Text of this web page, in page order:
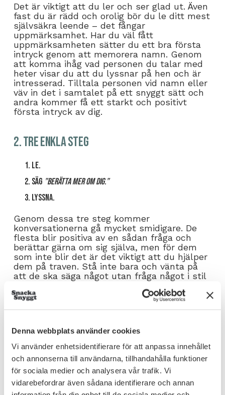
Denna webbplats använder cookies
Vi använder enhetsidentifierare för att anpassa innehållet
och annonserna till användarna, tillhandahålla funktioner
för sociala medier och analysera vår trafik. Vi
vidarebefordrar även sådana identifierare och annan
Det är viktigt att du ler och ser glad ut. Även
fast du är rädd och orolig bör du le ditt mest
självsäkra leende – det fångar
uppmärksamhet. Har du väl fått
uppmärksamheten sätter du ett bra första
intryck genom att memorera namn. Genom
att komma ihåg vad personen du talar med
heter visar du att du lyssnar på hen och är
intresserad. Tilltala personen vid namn eller
väv in det i samtalet på ett snyggt sätt och
andra kommer få ett starkt och positivt
första intryck av dig.
2. Tre enkla steg
Le.
Säg ”berätta mer om dig.”
Lyssna.
Genom dessa tre steg kommer
konversationerna gå mycket smidigare. De
flesta blir positiva av en sådan fråga och
berättar gärna om sig själva, men för dem
som inte blir det är det viktigt att du hjälper
dem på traven. Stå inte bara och vänta på
att de ska säga något utan fråga något i stil
Vad gör du när du inte jobbar?
Vad ville du bli när du var barn?
Har du några roliga projekt igång?
Då blir det enklare för personen att prata